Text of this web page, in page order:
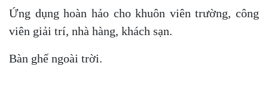
Ứng dụng hoàn hảo cho khuôn viên trường, công
viên giải trí, nhà hàng, khách sạn.
Bàn ghế ngoài trời.